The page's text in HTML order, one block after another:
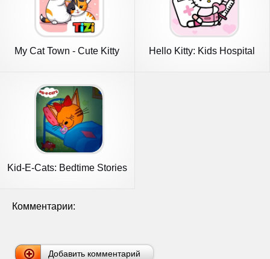
My Cat Town - Cute Kitty
Hello Kitty: Kids Hospital
Kid-E-Cats: Bedtime Stories
Комментарии:
Добавить комментарий